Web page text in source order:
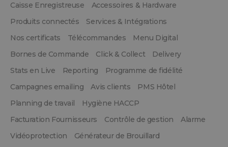
Caisse Enregistreuse
Accessoires & Hardware
Produits connectés
Services & Intégrations
Nos certificats
Télécommandes
Menu Digital
Bornes de Commande
Click & Collect
Delivery
Stats en Live
Reporting
Programme de fidélité
Campagnes emailing
Avis clients
PMS Hôtel
Planning de travail
Hygiène HACCP
Facturation Fournisseurs
Contrôle de gestion
Alarme
Vidéoprotection
Générateur de Brouillard